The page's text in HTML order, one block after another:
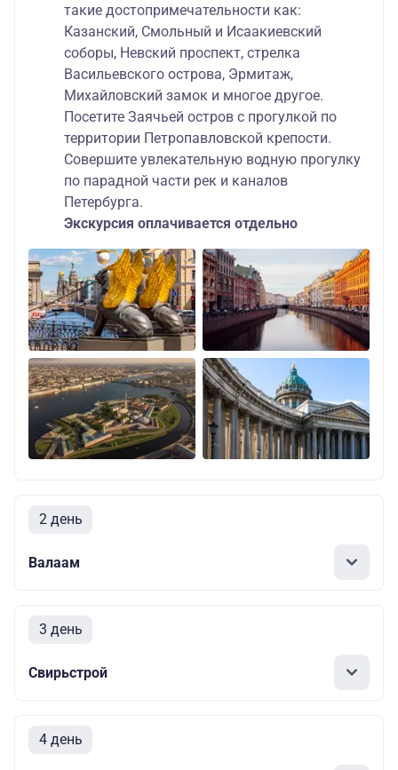
такие достопримечательности как:
Казанский, Смольный и Исаакиевский
соборы, Невский проспект, стрелка
Васильевского острова, Эрмитаж,
Михайловский замок и многое другое.
Посетите Заячьей остров с прогулкой по
территории Петропавловской крепости.
Совершите увлекательную водную прогулку
по парадной части рек и каналов
Петербурга.
Экскурсия оплачивается отдельно
2 день
Валаам
3 день
Свирьстрой
4 день